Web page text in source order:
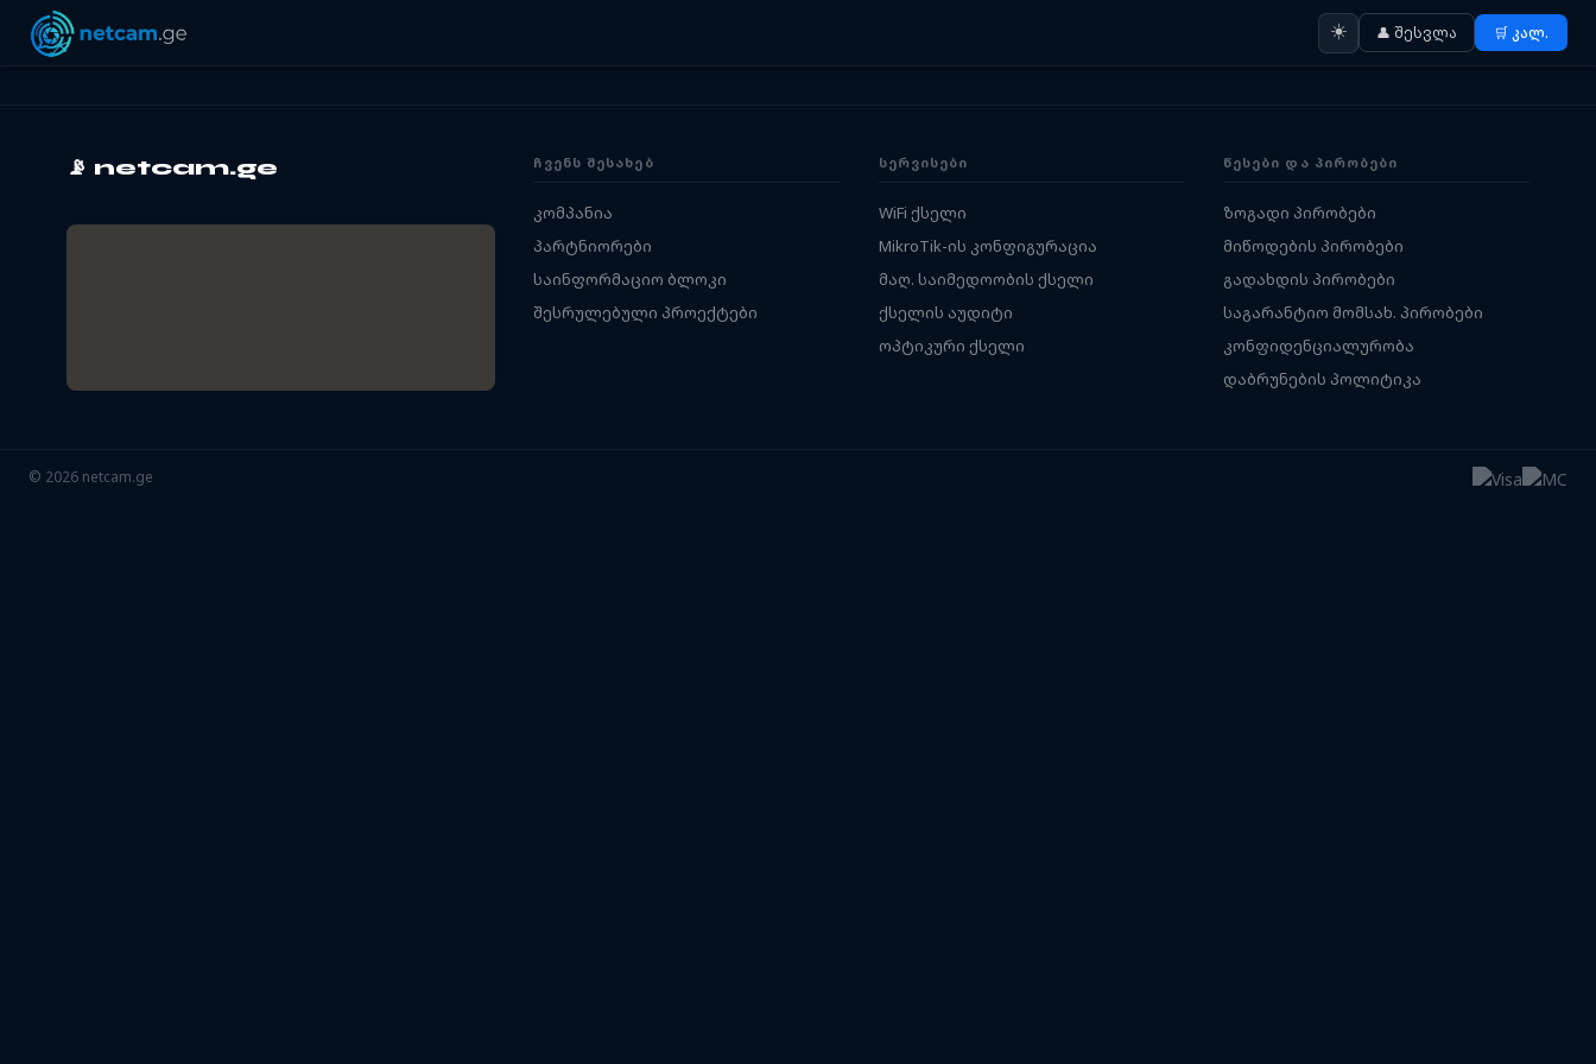
☀️ 👤 შესვლა 🛒 კალ.
📡 netcam.ge ᲩᲕᲔᲜᲡ ᲨᲔᲡᲐᲮᲔᲑ
კომპანია
პარტნიორები
საინფორმაციო ბლოკი
შესრულებული პროექტები
ᲡᲔᲠᲕᲘᲡᲔᲑᲘ
WiFi ქსელი
MikroTik-ის კონფიგურაცია
მაღ. საიმედოობის ქსელი
ქსელის აუდიტი
ოპტიკური ქსელი
ᲬᲔᲡᲔᲑᲘ ᲓᲐ ᲞᲘᲠᲝᲑᲔᲑᲘ
ზოგადი პირობები
მიწოდების პირობები
გადახდის პირობები
საგარანტიო მომსახ. პირობები
კონფიდენციალურობა
დაბრუნების პოლიტიკა
© 2026 netcam.ge